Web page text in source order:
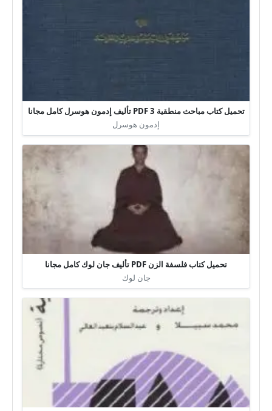
تحميل كتاب مباحث منطقية 3 PDF تأليف إدمون هوسرل كامل مجانا
إدمون هوسرل
تحميل كتاب فلسفة الزن PDF تأليف جان لوك كامل مجانا
جان لوك